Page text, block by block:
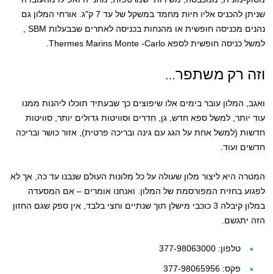
שניתן להכניס אליו חיות מחמד במשקל של עד 7 ק"ג. אורחי המלון גם
למשל כניסה חופשית לספא Thermes Marins Monte -Carlo.
וזה רק משתפר…
ואגב, המלון עובר בימים אלו שיפוצים כך שבעתיד תוכלו ליהנות ממנו
עוד יותר, למשל ספא חדש, גן, חדרים וסוויטות גדולים יותר, סוויטות
חדשות (למשל אחת על הגג עם גינה ובריכה פרטית), אזור כושר ובריכה
חדשים ועוד.
המטרה היא ליצור מלון שעולה על כל מלונות העולם שנבנו עד כה, אך לא
לפגוע בחזית המפורסמת של המלון. ואנחנו אומרים – אם המסעדה
במלון קיבלה 3 כוכבי מישלן תוך שנתיים וחצי בלבד, אין ספק שגם החזון
הזה יתגשם.
טלפון: 377-98063000
פקס: 377-98065956